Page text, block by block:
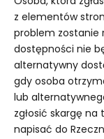
z elementów
problem zostanie
dostępności nie
alternatywny
gdy osoba
lub
zgłosić skargę na
napisać do